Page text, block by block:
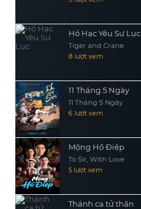
Hổ Hạc Yêu Sư Lục
Tiger and Crane
8 lượt xem
11 Tháng 5 Ngày
11 Tháng 5 Ngày
6 lượt xem
Mộng Hồ Điệp
To Sir, With Love
5 lượt xem
Thánh ca tử thần